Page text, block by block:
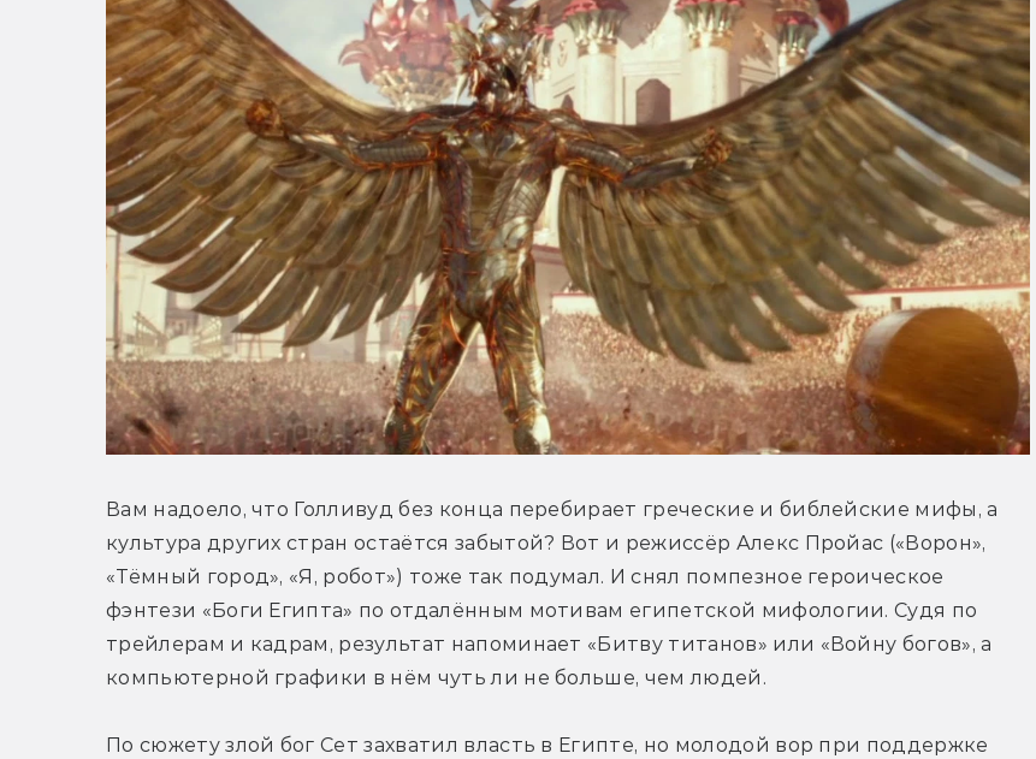
Вам надоело, что Голливуд без конца перебирает греческие и библейские мифы, а
культура других стран остаётся забытой? Вот и режиссёр Алекс Пройас («Ворон»,
«Тёмный город», «Я, робот») тоже так подумал. И снял помпезное героическое
фэнтези «Боги Египта» по отдалённым мотивам египетской мифологии. Судя по
трейлерам и кадрам, результат напоминает «Битву титанов» или «Войну богов», а
компьютерной графики в нём чуть ли не больше, чем людей.
По сюжету злой бог Сет захватил власть в Египте, но молодой вор при поддержке